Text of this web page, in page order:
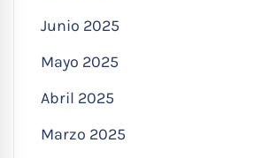
Junio 2025
Mayo 2025
Abril 2025
Marzo 2025